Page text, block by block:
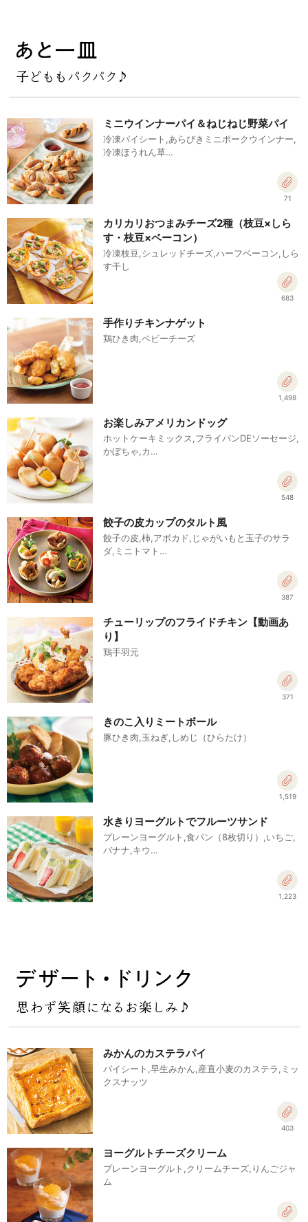
ミニウインナーパイ＆ねじねじ野菜パイ
冷凍パイシート,あらびきミニポークウインナー,
冷凍ほうれん草…
71
カリカリおつまみチーズ2種（枝豆×しら
す・枝豆×ベーコン）
冷凍枝豆,シュレッドチーズ,ハーフベーコン,しら
す干し
683
手作りチキンナゲット
鶏ひき肉,ベビーチーズ
1,498
お楽しみアメリカンドッグ
ホットケーキミックス,フライパンDEソーセージ,
かぼちゃ,カ…
548
餃子の皮カップのタルト風
餃子の皮,柿,アボカド,じゃがいもと玉子のサラ
ダ,ミニトマト…
387
チューリップのフライドチキン【動画あ
り】
鶏手羽元
371
きのこ入りミートボール
豚ひき肉,玉ねぎ,しめじ（ひらたけ）
1,519
水きりヨーグルトでフルーツサンド
プレーンヨーグルト,食パン（8枚切り）,いちご,
バナナ,キウ…
1,223
みかんのカステラパイ
パイシート,早生みかん,産直小麦のカステラ,ミッ
クスナッツ
403
ヨーグルトチーズクリーム
プレーンヨーグルト,クリームチーズ,りんごジャ
ム